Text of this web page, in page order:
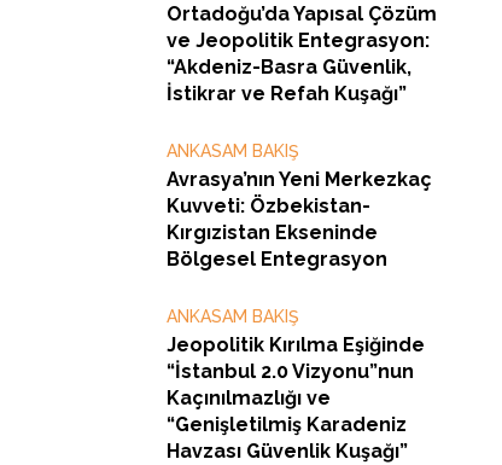
Ortadoğu’da Yapısal Çözüm
ve Jeopolitik Entegrasyon:
“Akdeniz-Basra Güvenlik,
İstikrar ve Refah Kuşağı”
ANKASAM BAKIŞ
Avrasya’nın Yeni Merkezkaç
Kuvveti: Özbekistan-
Kırgızistan Ekseninde
Bölgesel Entegrasyon
ANKASAM BAKIŞ
Jeopolitik Kırılma Eşiğinde
“İstanbul 2.0 Vizyonu”nun
Kaçınılmazlığı ve
“Genişletilmiş Karadeniz
Havzası Güvenlik Kuşağı”